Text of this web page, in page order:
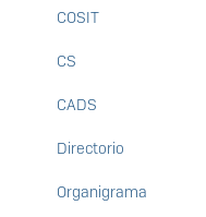
COSIT
CS
CADS
Directorio
Organigrama